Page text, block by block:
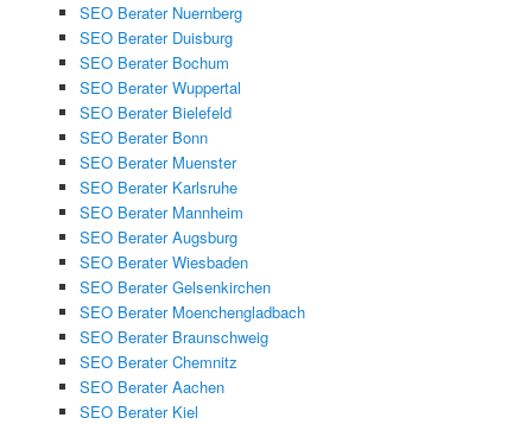
SEO Berater Nuernberg
SEO Berater Duisburg
SEO Berater Bochum
SEO Berater Wuppertal
SEO Berater Bielefeld
SEO Berater Bonn
SEO Berater Muenster
SEO Berater Karlsruhe
SEO Berater Mannheim
SEO Berater Augsburg
SEO Berater Wiesbaden
SEO Berater Gelsenkirchen
SEO Berater Moenchengladbach
SEO Berater Braunschweig
SEO Berater Chemnitz
SEO Berater Aachen
SEO Berater Kiel